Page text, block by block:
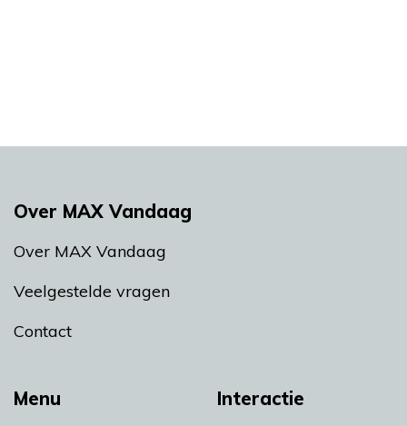
Menu Interactie
Over MAX Vandaag
Over MAX Vandaag
Veelgestelde vragen
Contact